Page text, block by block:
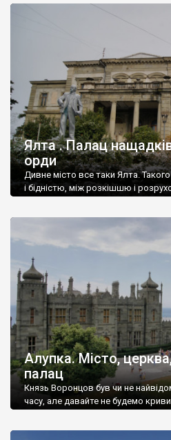
Ялта . Палац
орди
Дивне місто все таки Ялта.
і бідністю, між розкішшю і
Алупка. Місто,
палац
Князь Воронцов був чи не
часу, але давайте не будемо